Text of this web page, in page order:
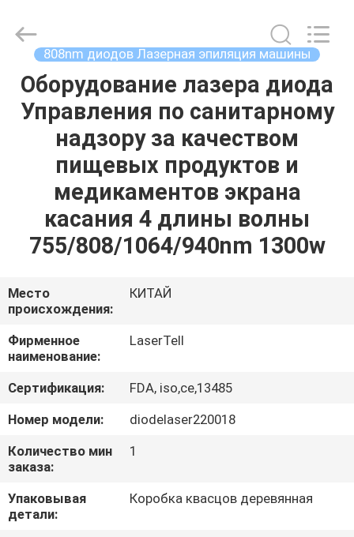
ДОМ
ПРОДУКТЫ
ПУТЕШЕСТВИЕ
ФАБРИКИ
ПРОВЕРКА
КАЧЕСТВА
2015
shrlasermachine.com.
Rights
Reserved.
Developed
808nm диодов Лазерная эпиляция машины
Оборудование лазера диода
Управления по санитарному
надзору за качеством
пищевых продуктов и
медикаментов экрана
касания 4 длины волны
755/808/1064/940nm 1300w
Место
происхождения:
КИТАЙ
Фирменное
наименование:
LaserTell
Сертификация:
FDA, iso,ce,13485
Номер модели:
diodelaser220018
Количество мин
заказа:
1
Упаковывая
детали:
Коробка квасцов деревянная